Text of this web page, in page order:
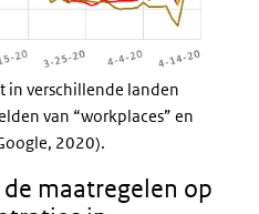
in verschillende landen
van “workplaces” en
2020).
maatregelen op